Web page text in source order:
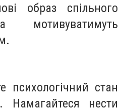
образ спільного
мотивуватимуть
психологічний стан
Намагайтеся нести